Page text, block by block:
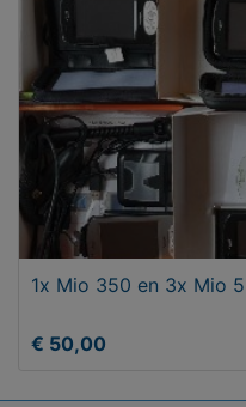
1x Mio 350 en 3x Mio
€ 50,00